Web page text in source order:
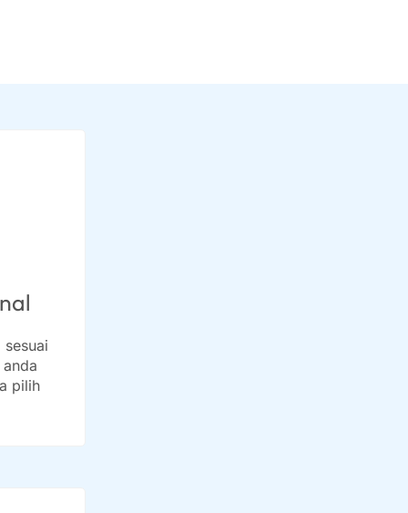
pilih